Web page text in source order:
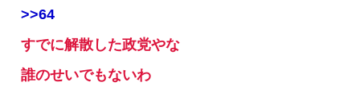
>>64
すでに解散した政党やな
誰のせいでもないわ